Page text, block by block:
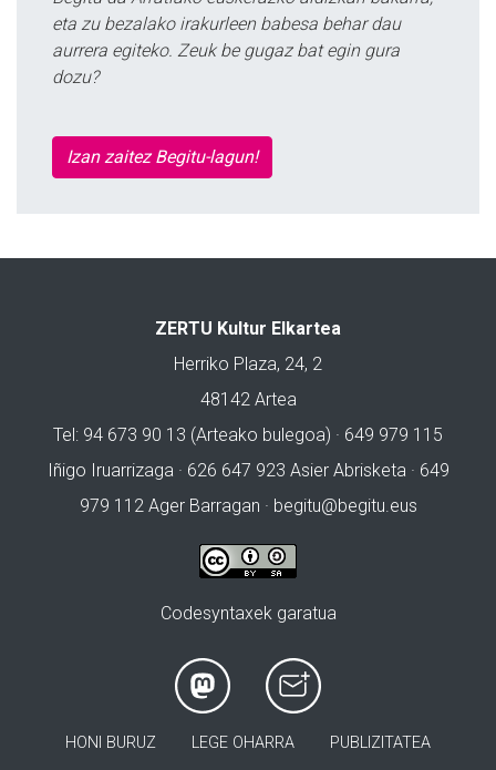
eta zu bezalako irakurleen babesa behar dau
aurrera egiteko. Zeuk be gugaz bat egin gura
dozu?
Izan zaitez Begitu-lagun!
ZERTU Kultur Elkartea
Herriko Plaza, 24, 2
48142 Artea
Tel: 94 673 90 13 (Arteako bulegoa) · 649 979 115
Iñigo Iruarrizaga · 626 647 923 Asier Abrisketa · 649
979 112 Ager Barragan · begitu@begitu.eus
Codesyntaxek garatua
HONI BURUZ LEGE OHARRA PUBLIZITATEA